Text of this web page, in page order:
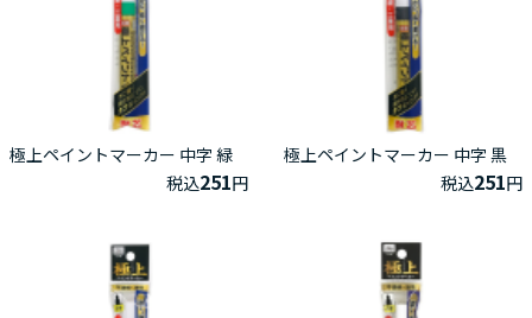
極上ペイントマーカー 中字 緑
税込251円
極上ペイントマーカー 中字 黒
税込251円